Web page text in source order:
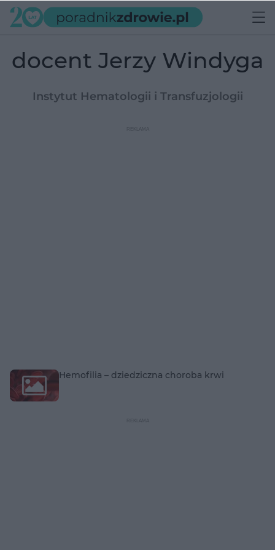
docent Jerzy Windyga
Instytut Hematologii i Transfuzjologii
Hemofilia – dziedziczna choroba krwi